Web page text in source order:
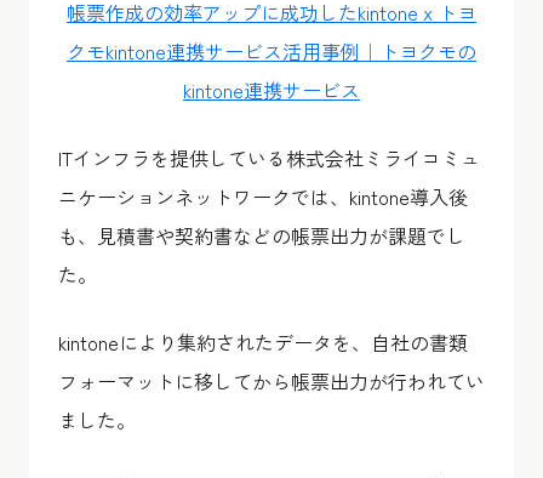
帳票作成の効率アップに成功したkintone x トヨ
クモkintone連携サービス活用事例｜トヨクモの
kintone連携サービス
ITインフラを提供している株式会社ミライコミュ
ニケーションネットワークでは、kintone導入後
も、見積書や契約書などの帳票出力が課題でし
た。
kintoneにより集約されたデータを、自社の書類
フォーマットに移してから帳票出力が行われてい
ました。